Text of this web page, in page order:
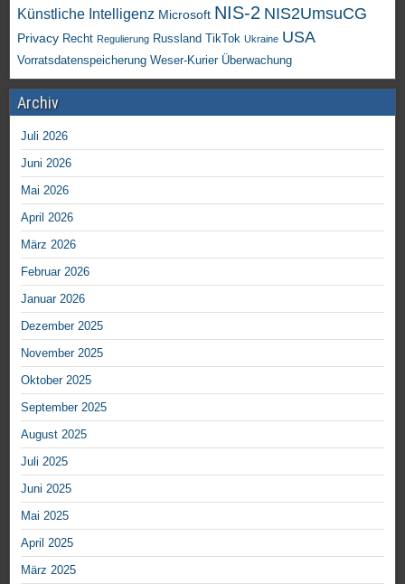
Künstliche Intelligenz Microsoft NIS-2 NIS2UmsuCG
Privacy Recht Regulierung Russland TikTok Ukraine USA
Vorratsdatenspeicherung Weser-Kurier Überwachung
Archiv
Juli 2026
Juni 2026
Mai 2026
April 2026
März 2026
Februar 2026
Januar 2026
Dezember 2025
November 2025
Oktober 2025
September 2025
August 2025
Juli 2025
Juni 2025
Mai 2025
April 2025
März 2025